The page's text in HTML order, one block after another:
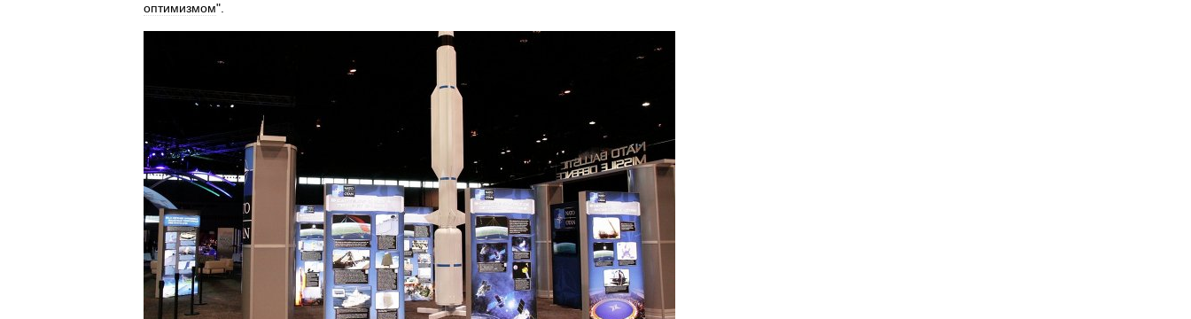
оптимизмом".